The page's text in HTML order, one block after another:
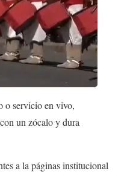
o servicio en vivo,
un zócalo y dura
a la páginas institucional